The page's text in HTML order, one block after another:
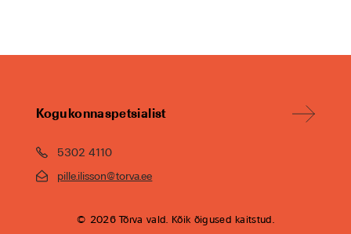
Kogukonnaspetsialist
5302 4110
pille.ilisson@torva.ee
© 2026 Tõrva vald. Kõik õigused kaitstud.